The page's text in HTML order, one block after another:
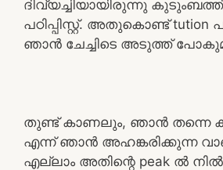
ദിവ്യച്ചിയായിരുന്നു
പഠിപ്പിസ്റ്റ്. അതുകൊണ്ട് tution
ഞാൻ ചേച്ചിടെ അടുത്ത്
തുണ്ട് കാണലും, ഞാൻ തന്നെ
എന്ന് ഞാൻ അഹങ്കരിക്കുന്ന
എല്ലാം അതിന്റെ peak ൽ